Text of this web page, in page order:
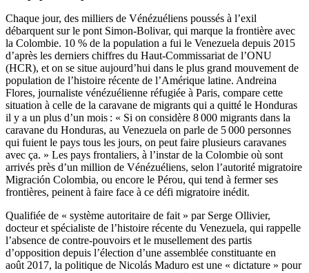
Chaque jour, des milliers de Vénézuéliens poussés à l’exil
débarquent sur le pont Simon-Bolivar, qui marque la frontière avec
la Colombie. 10 % de la population a fui le Venezuela depuis 2015
d’après les derniers chiffres du Haut-Commissariat de l’ONU
(HCR), et on se situe aujourd’hui dans le plus grand mouvement de
population de l’histoire récente de l’Amérique latine. Andreina
Flores, journaliste vénézuélienne réfugiée à Paris, compare cette
situation à celle de la caravane de migrants qui a quitté le Honduras
il y a un plus d’un mois : « Si on considère 8 000 migrants dans la
caravane du Honduras, au Venezuela on parle de 5 000 personnes
qui fuient le pays tous les jours, on peut faire plusieurs caravanes
avec ça. » Les pays frontaliers, à l’instar de la Colombie où sont
arrivés près d’un million de Vénézuéliens, selon l’autorité migratoire
Migración Colombia, ou encore le Pérou, qui tend à fermer ses
frontières, peinent à faire face à ce défi migratoire inédit.
Qualifiée de « système autoritaire de fait » par Serge Ollivier,
docteur et spécialiste de l’histoire récente du Venezuela, qui rappelle
l’absence de contre-pouvoirs et le musellement des partis
d’opposition depuis l’élection d’une assemblée constituante en
août 2017, la politique de Nicolás Maduro est une « dictature » pour